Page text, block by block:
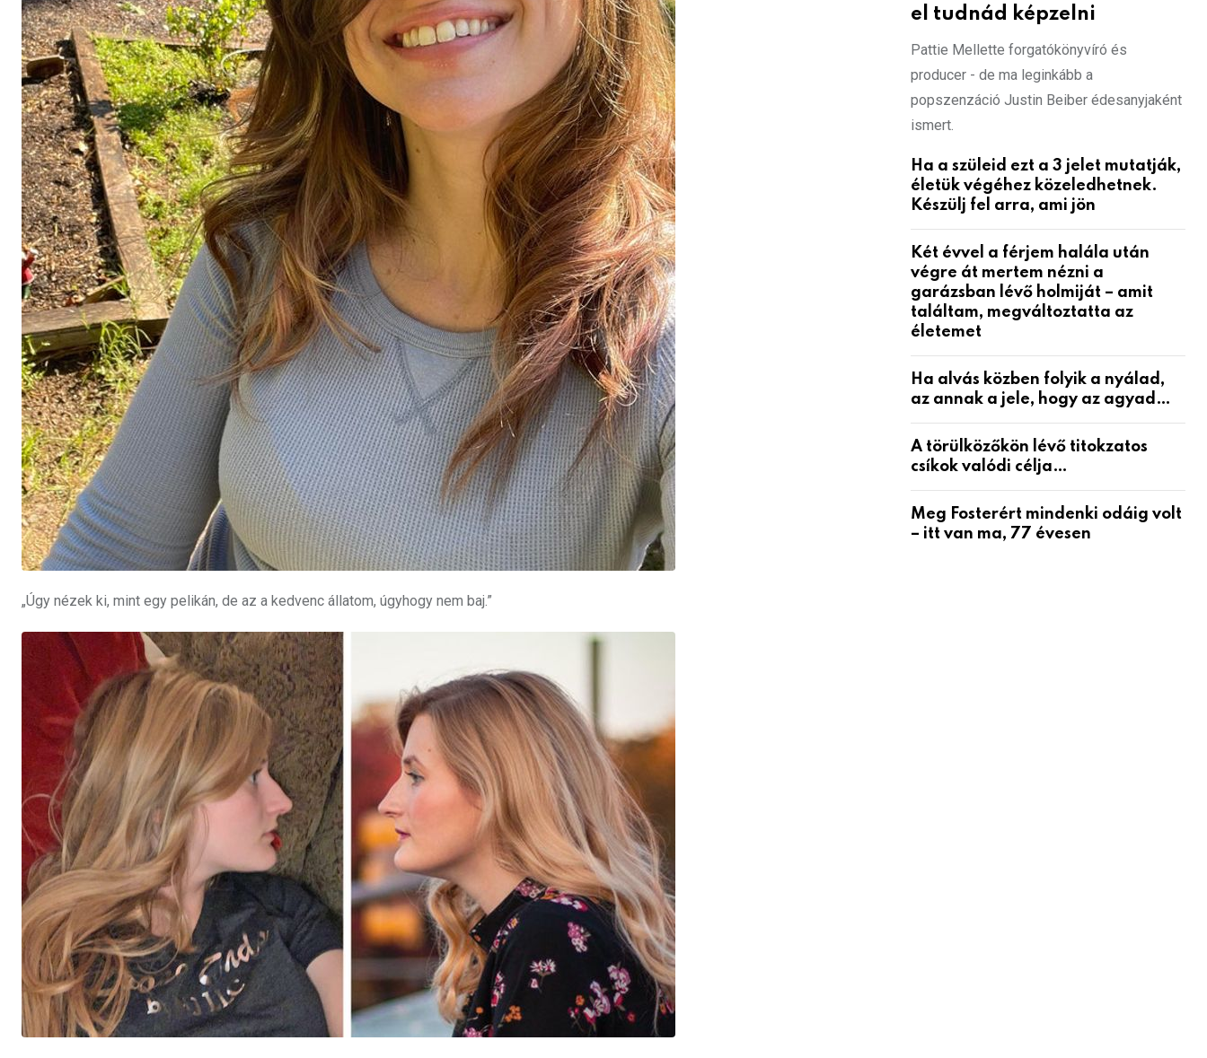
„Úgy nézek ki, mint egy pelikán, de az a kedvenc állatom, úgyhogy nem baj.”
el tudnád képzelni
Pattie Mellette forgatókönyvíró és
producer - de ma leginkább a
popszenzáció Justin Beiber édesanyjaként
ismert.
Ha a szüleid ezt a 3 jelet mutatják,
életük végéhez közeledhetnek.
Készülj fel arra, ami jön
Két évvel a férjem halála után
végre át mertem nézni a
garázsban lévő holmiját – amit
találtam, megváltoztatta az
életemet
Ha alvás közben folyik a nyálad,
az annak a jele, hogy az agyad…
A törülközőkön lévő titokzatos
csíkok valódi célja…
Meg Fosterért mindenki odáig volt
– itt van ma, 77 évesen